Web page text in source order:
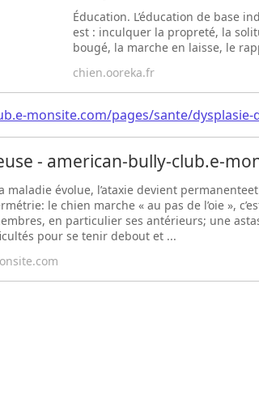
Éducation. L’éducation de base
est : inculquer la propreté, la
bougé, la marche en laisse, le
chien.ooreka.fr
monsite.com/pages/sante/dysplasie-
- american-bully-club.e-
maladie évolue, l’ataxie devient
le chien marche « au pas de l’oie »,
en particulier ses antérieurs; une
pour se tenir debout et ...